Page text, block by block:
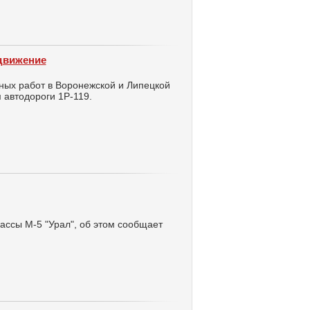
работ в Воронежской и Липецкой
1Р-119.
М-5 "Урал", об этом сообщает